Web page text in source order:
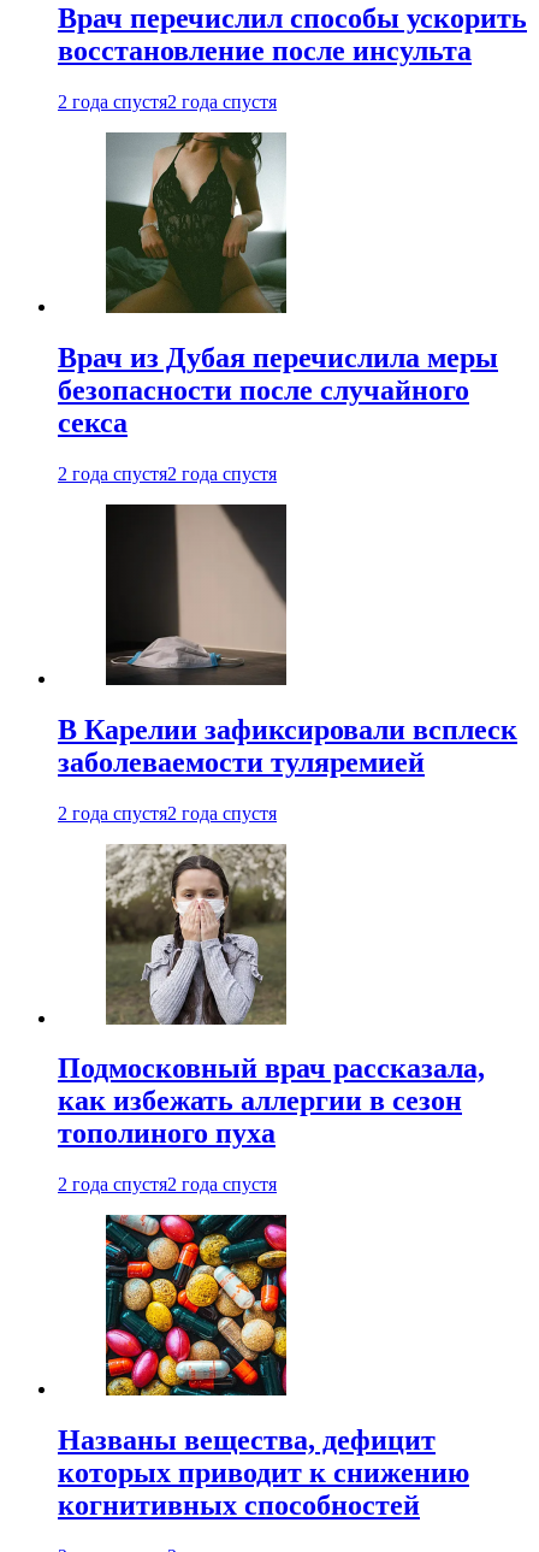
Врач перечислил способы ускорить
восстановление после инсульта
2 года спустя2 года спустя
Врач из Дубая перечислила меры
безопасности после случайного
секса
2 года спустя2 года спустя
В Карелии зафиксировали всплеск
заболеваемости туляремией
2 года спустя2 года спустя
Подмосковный врач рассказала,
как избежать аллергии в сезон
тополиного пуха
2 года спустя2 года спустя
Названы вещества, дефицит
которых приводит к снижению
когнитивных способностей